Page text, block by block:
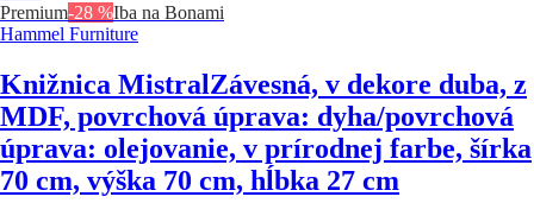
Premium-28 %Iba na Bonami
Hammel Furniture
Knižnica MistralZávesná, v dekore duba, z
MDF, povrchová úprava: dyha/povrchová
úprava: olejovanie, v prírodnej farbe, šírka
70 cm, výška 70 cm, hĺbka 27 cm